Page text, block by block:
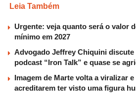
Leia Também
Urgente: veja quanto será o valor
mínimo em 2027
Advogado Jeffrey Chiquini discute
podcast “Iron Talk” e quase se
Imagem de Marte volta a viralizar
acreditarem ter visto uma figura